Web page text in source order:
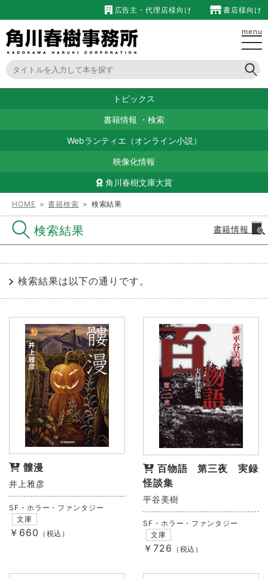
広告主・代理店様向け 書店様向け
menu
トピックス
書籍情報 ・ 検索
Webランティエ（オンライン小説）
映像化情報
角川春樹文庫大賞
HOME ＞書籍検索 ＞ 検索結果
検索結果 書籍情報
検索結果は以下の通りです。
髏漫
井上雅彦
SF・ホラー・ファンタジー
文庫
￥660 （税込）
百物語 第三夜 実録
怪談集
平谷美樹
SF・ホラー・ファンタジー
文庫
￥726 （税込）